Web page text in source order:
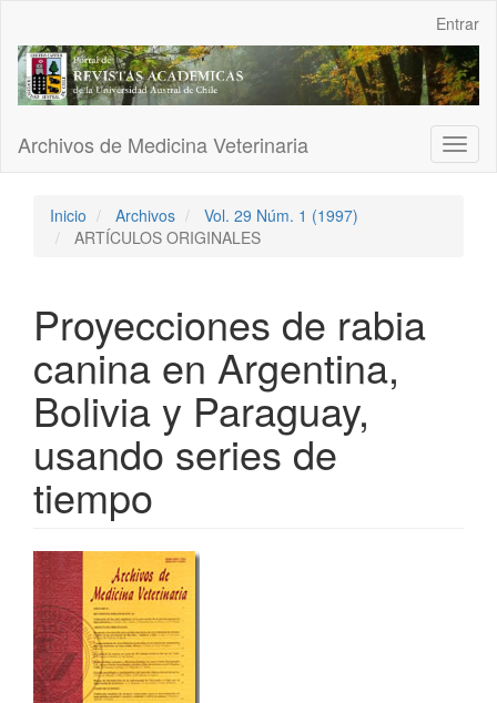
Contenido
principal
Barra
Entrar
Archivos de Medicina Veterinaria
Inicio Archivos
Vol. 29 Núm. 1 (1997)
ARTÍCULOS ORIGINALES
Proyecciones de rabia
canina en Argentina,
Bolivia y Paraguay,
usando series de
tiempo
Barra
lateral
del
artículo